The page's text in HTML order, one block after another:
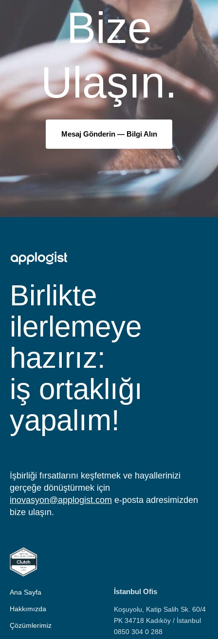
Bize
Ulaşın.
Mesaj Gönderin — Bilgi Alın
Birlikte
ilerlemeye
hazırız:
ekibimize
katılın!
İşbirliği fırsatlarını keşfetmek ve hayallerinizi
gerçeğe dönüştürmek için
inovasyon@applogist.com e-posta adresimizden
bize ulaşın.
Ana Sayfa
Hakkımızda
Çözümlerimiz
İstanbul Ofis
Koşuyolu, Katip Salih Sk. 60/4
PK 34718 Kadıköy / İstanbul
0850 304 0 288